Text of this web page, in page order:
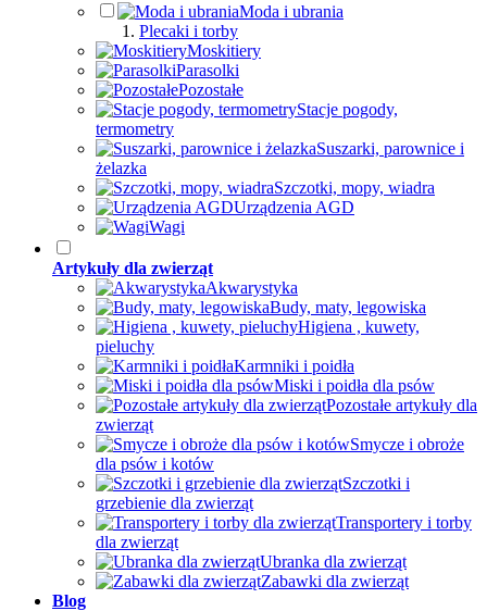
Moda i ubrania
Plecaki i torby
Moskitiery
Parasolki
Pozostałe
Stacje pogody,
termometry
Suszarki, parownice i
żelazka
Szczotki, mopy, wiadra
Urządzenia AGD
Wagi
Artykuły dla zwierząt
Akwarystyka
Budy, maty, legowiska
Higiena , kuwety,
pieluchy
Karmniki i poidła
Miski i poidła dla psów
Pozostałe artykuły dla
zwierząt
Smycze i obroże
dla psów i kotów
Szczotki i
grzebienie dla zwierząt
Transportery i torby
dla zwierząt
Ubranka dla zwierząt
Zabawki dla zwierząt
Blog